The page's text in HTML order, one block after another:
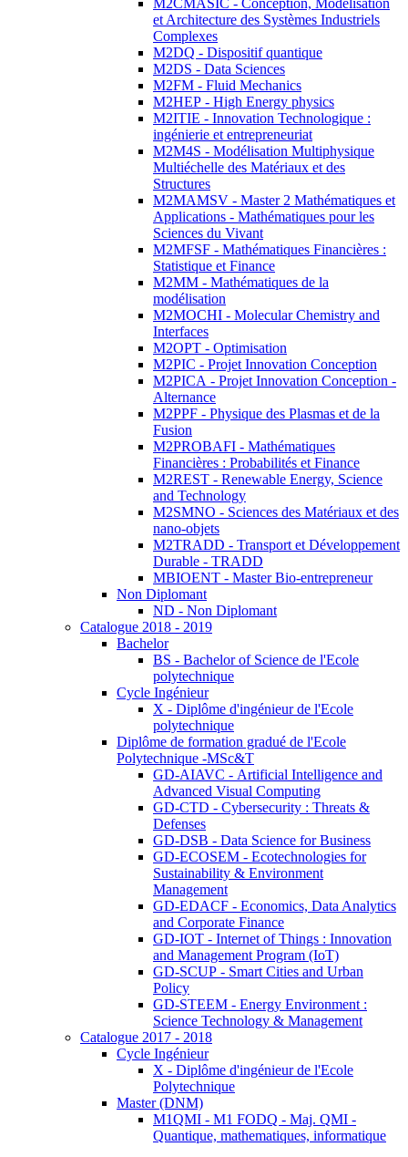
M2CMASIC - Conception, Modélisation
et Architecture des Systèmes Industriels
Complexes
M2DQ - Dispositif quantique
M2DS - Data Sciences
M2FM - Fluid Mechanics
M2HEP - High Energy physics
M2ITIE - Innovation Technologique :
ingénierie et entrepreneuriat
M2M4S - Modélisation Multiphysique
Multiéchelle des Matériaux et des
Structures
M2MAMSV - Master 2 Mathématiques et
Applications - Mathématiques pour les
Sciences du Vivant
M2MFSF - Mathématiques Financières :
Statistique et Finance
M2MM - Mathématiques de la
modélisation
M2MOCHI - Molecular Chemistry and
Interfaces
M2OPT - Optimisation
M2PIC - Projet Innovation Conception
M2PICA - Projet Innovation Conception -
Alternance
M2PPF - Physique des Plasmas et de la
Fusion
M2PROBAFI - Mathématiques
Financières : Probabilités et Finance
M2REST - Renewable Energy, Science
and Technology
M2SMNO - Sciences des Matériaux et des
nano-objets
M2TRADD - Transport et Développement
Durable - TRADD
MBIOENT - Master Bio-entrepreneur
Non Diplomant
ND - Non Diplomant
Catalogue 2018 - 2019
Bachelor
BS - Bachelor of Science de l'Ecole
polytechnique
Cycle Ingénieur
X - Diplôme d'ingénieur de l'Ecole
polytechnique
Diplôme de formation gradué de l'Ecole
Polytechnique -MSc&T
GD-AIAVC - Artificial Intelligence and
Advanced Visual Computing
GD-CTD - Cybersecurity : Threats &
Defenses
GD-DSB - Data Science for Business
GD-ECOSEM - Ecotechnologies for
Sustainability & Environment
Management
GD-EDACF - Economics, Data Analytics
and Corporate Finance
GD-IOT - Internet of Things : Innovation
and Management Program (IoT)
GD-SCUP - Smart Cities and Urban
Policy
GD-STEEM - Energy Environment :
Science Technology & Management
Catalogue 2017 - 2018
Cycle Ingénieur
X - Diplôme d'ingénieur de l'Ecole
Polytechnique
Master (DNM)
M1QMI - M1 FODQ - Maj. QMI -
Quantique, mathematiques, informatique